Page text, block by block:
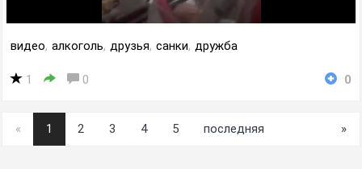
видео, алкоголь, друзья, санки, дружба
1 0 0
« 1 2 3 4 5 последняя »